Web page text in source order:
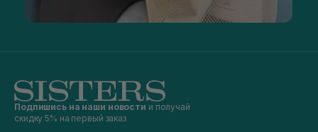
Подпишись на наши новости и получай
скидку 5% на первый заказ